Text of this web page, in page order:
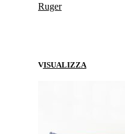
Ruger
VISUALIZZA